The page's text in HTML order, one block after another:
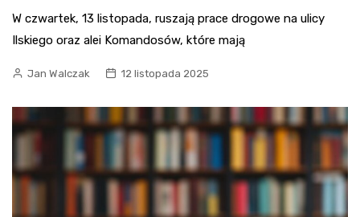
W czwartek, 13 listopada, ruszają prace drogowe na ulicy
Ilskiego oraz alei Komandosów, które mają
Jan Walczak 12 listopada 2025